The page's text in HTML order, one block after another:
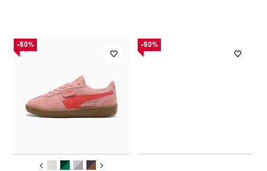
-50% -50%